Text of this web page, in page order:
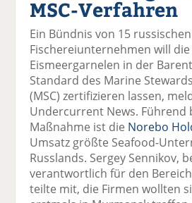
MSC-Verfahren
Ein Bündnis von 15 russischen
Fischereiunternehmen will
Eismeergarnelen in der
Standard des Marine
(MSC) zertifizieren lassen,
Undercurrent News. Führend
Maßnahme ist die Norebo
Umsatz größte Seafood-
Russlands. Sergey Sennikov,
verantwortlich für den
teilte mit, die Firmen wollten